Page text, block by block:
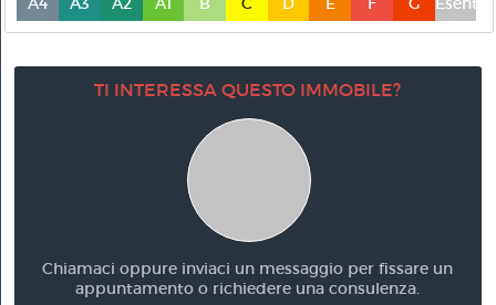
TI INTERESSA QUESTO IMMOBILE?
Chiamaci oppure inviaci un messaggio per fissare un
appuntamento o richiedere una consulenza.